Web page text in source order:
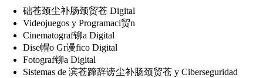
础苍颈尘补肠颈贸苍 Digital
Videojuegos y Programaci贸n
Cinematograf铆a Digital
Dise帽o Gr谩fico Digital
Fotograf铆a Digital
Sistemas de 滨苍蹿辞谤尘补肠颈贸苍 y Ciberseguridad